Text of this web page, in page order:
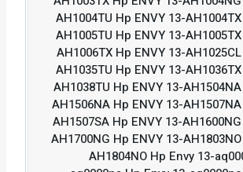
AH1004TU Hp ENVY 13-
AH1005TU Hp ENVY 13-
AH1006TX Hp ENVY 13-
AH1035TU Hp ENVY 13-
AH1038TU Hp ENVY 13-
AH1506NA Hp ENVY 13-
AH1507SA Hp ENVY 13-
AH1700NG Hp ENVY 13-
AH1804NO Hp Envy 13-